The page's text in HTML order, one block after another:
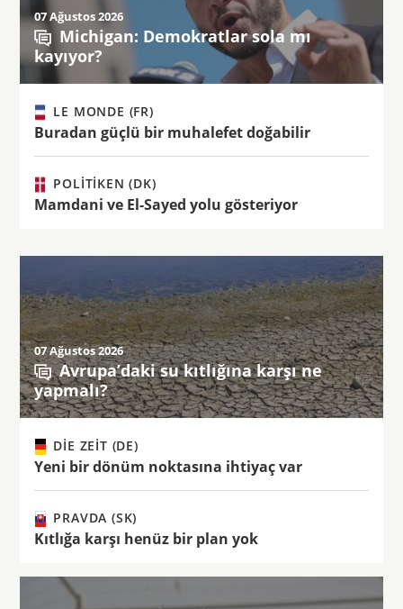
07 Ağustos 2026
Michigan: Demokratlar sola mı
kayıyor?
LE MONDE (FR)
Buradan güçlü bir muhalefet doğabilir
POLITIKEN (DK)
Mamdani ve El-Sayed yolu gösteriyor
07 Ağustos 2026
Avrupa’daki su kıtlığına karşı ne
yapmalı?
DIE ZEIT (DE)
Yeni bir dönüm noktasına ihtiyaç var
PRAVDA (SK)
Kıtlığa karşı henüz bir plan yok